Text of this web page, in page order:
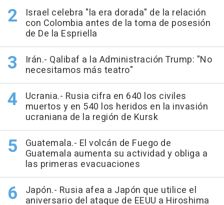
Israel celebra "la era dorada" de la relación
con Colombia antes de la toma de posesión
de De la Espriella
Irán.- Qalibaf a la Administración Trump: "No
necesitamos más teatro"
Ucrania.- Rusia cifra en 640 los civiles
muertos y en 540 los heridos en la invasión
ucraniana de la región de Kursk
Guatemala.- El volcán de Fuego de
Guatemala aumenta su actividad y obliga a
las primeras evacuaciones
Japón.- Rusia afea a Japón que utilice el
aniversario del ataque de EEUU a Hiroshima